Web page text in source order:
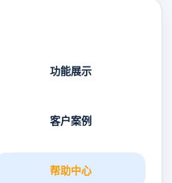
功能展示
客户案例
帮助中心